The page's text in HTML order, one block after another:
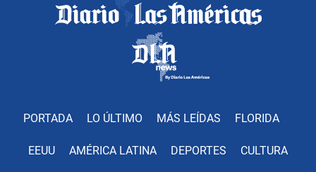
PORTADA LO ÚLTIMO MÁS LEÍDAS FLORIDA
EEUU AMÉRICA LATINA DEPORTES CULTURA